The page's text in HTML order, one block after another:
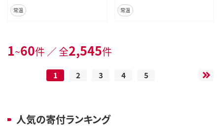
常温
常温
1~60件 ／ 全2,545件
1 2 3 4 5
人気の寄付ランキング